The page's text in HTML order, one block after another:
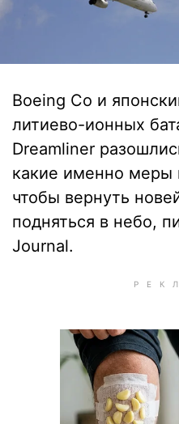
Boeing Co и
литиево-ионных
Dreamliner
какие именно меры
чтобы вернуть
подняться в небо,
Journal.